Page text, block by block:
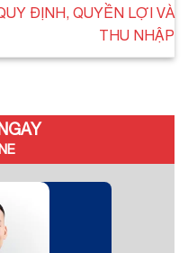
ĐỊNH, QUYỀN LỢI VÀ
THU NHẬP